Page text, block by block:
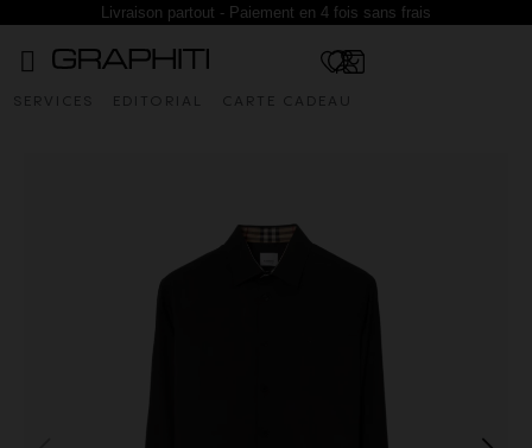
Livraison partout - Paiement en 4 fois sans frais
SERVICES EDITORIAL CARTE CADEAU